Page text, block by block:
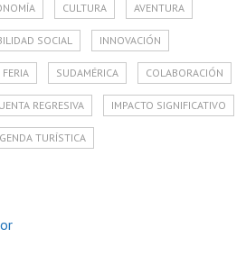
CULTURA AVENTURA
SOCIAL INNOVACIÓN
FERIA SUDAMÉRICA COLABORACIÓN
REGRESIVA IMPACTO SIGNIFICATIVO
TURÍSTICA